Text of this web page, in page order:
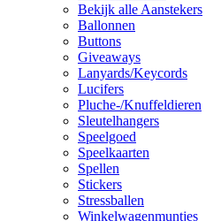
Bekijk alle Aanstekers
Ballonnen
Buttons
Giveaways
Lanyards/Keycords
Lucifers
Pluche-/Knuffeldieren
Sleutelhangers
Speelgoed
Speelkaarten
Spellen
Stickers
Stressballen
Winkelwagenmuntjes